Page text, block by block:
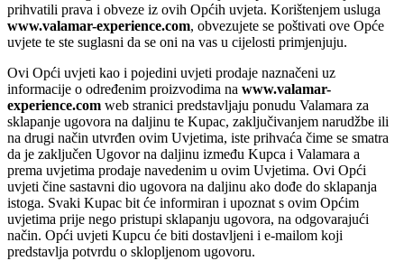
prihvatili prava i obveze iz ovih Općih uvjeta. Korištenjem usluga
www.valamar-experience.com, obvezujete se poštivati ove Opće
uvjete te ste suglasni da se oni na vas u cijelosti primjenjuju.
Ovi Opći uvjeti kao i pojedini uvjeti prodaje naznačeni uz
informacije o određenim proizvodima na www.valamar-
experience.com web stranici predstavljaju ponudu Valamara za
sklapanje ugovora na daljinu te Kupac, zaključivanjem narudžbe ili
na drugi način utvrđen ovim Uvjetima, iste prihvaća čime se smatra
da je zaključen Ugovor na daljinu između Kupca i Valamara a
prema uvjetima prodaje navedenim u ovim Uvjetima. Ovi Opći
uvjeti čine sastavni dio ugovora na daljinu ako dođe do sklapanja
istoga. Svaki Kupac bit će informiran i upoznat s ovim Općim
uvjetima prije nego pristupi sklapanju ugovora, na odgovarajući
način. Opći uvjeti Kupcu će biti dostavljeni i e-mailom koji
predstavlja potvrdu o sklopljenom ugovoru.